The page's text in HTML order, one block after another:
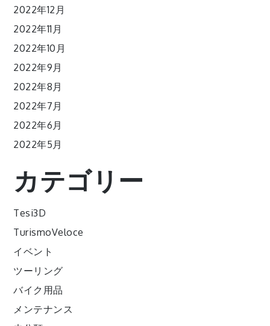
2022年12月
2022年11月
2022年10月
2022年9月
2022年8月
2022年7月
2022年6月
2022年5月
カテゴリー
Tesi3D
TurismoVeloce
イベント
ツーリング
バイク用品
メンテナンス